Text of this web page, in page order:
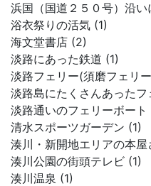
浜国（国道２５０号）沿
浴衣祭りの活気 (1)
海文堂書店 (2)
淡路にあった鉄道 (1)
淡路フェリー(須磨フェリ
淡路島にたくさんあった
淡路通いのフェリーボート
清水スポーツガーデン (1)
湊川・新開地エリアの本屋
湊川公園の街頭テレビ (1)
湊川温泉 (1)